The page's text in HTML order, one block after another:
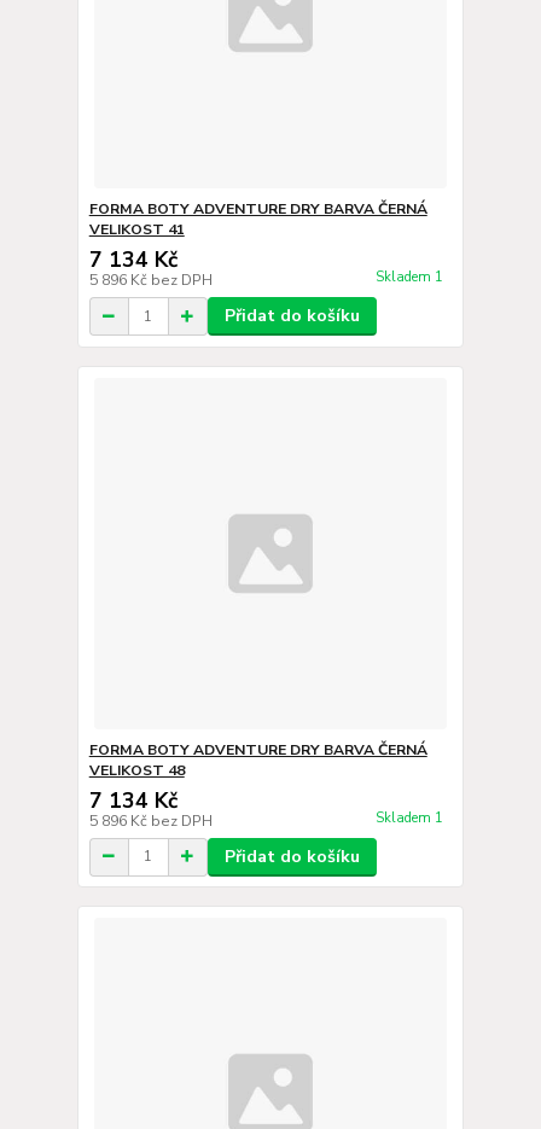
FORMA BOTY ADVENTURE DRY BARVA ČERNÁ
VELIKOST 41
7 134 Kč
5 896 Kč bez DPH Skladem 1
Přidat do košíku
FORMA BOTY ADVENTURE DRY BARVA ČERNÁ
VELIKOST 48
7 134 Kč
5 896 Kč bez DPH Skladem 1
Přidat do košíku